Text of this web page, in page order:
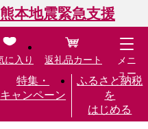
本地震緊急支援
特集・
キャンペーン
ふるさと納税
を
はじめる
に入り 返礼品カート
メニ
ュー